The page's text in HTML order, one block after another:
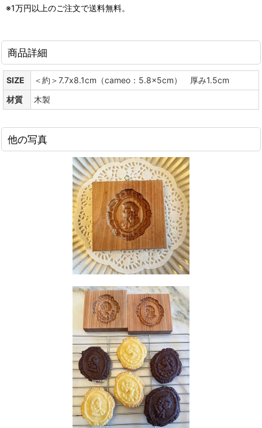
※1万円以上のご注文で送料無料。
商品詳細
SIZE
＜約＞7.7x8.1cm（cameo：5.8x5cm） 厚み1.5cm
材質
木製
他の写真